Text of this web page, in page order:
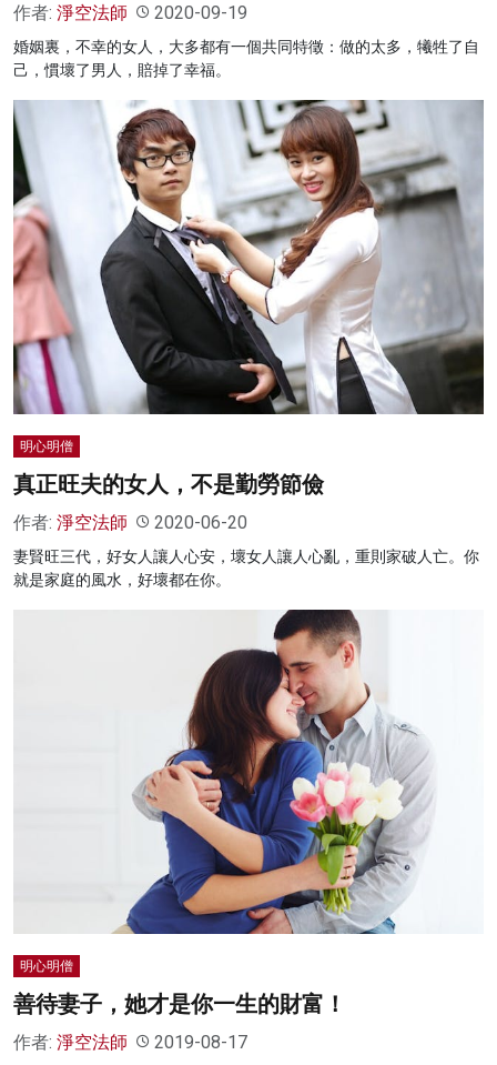
作者: 淨空法師 2020-09-19
婚姻裏，不幸的女人，大多都有一個共同特徵：做的太多，犧牲了自
己，慣壞了男人，賠掉了幸福。
明心明僧
真正旺夫的女人，不是勤勞節儉
作者: 淨空法師 2020-06-20
妻賢旺三代，好女人讓人心安，壞女人讓人心亂，重則家破人亡。你
就是家庭的風水，好壞都在你。
明心明僧
善待妻子，她才是你一生的財富！
作者: 淨空法師 2019-08-17